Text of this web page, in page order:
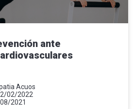
ante
Acuos
02/2022
2021